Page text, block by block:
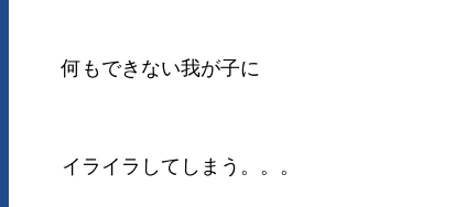
何もできない我が子に
イライラしてしまう。。。